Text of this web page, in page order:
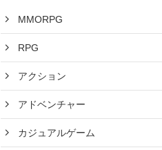
MMORPG
RPG
アクション
アドベンチャー
カジュアルゲーム